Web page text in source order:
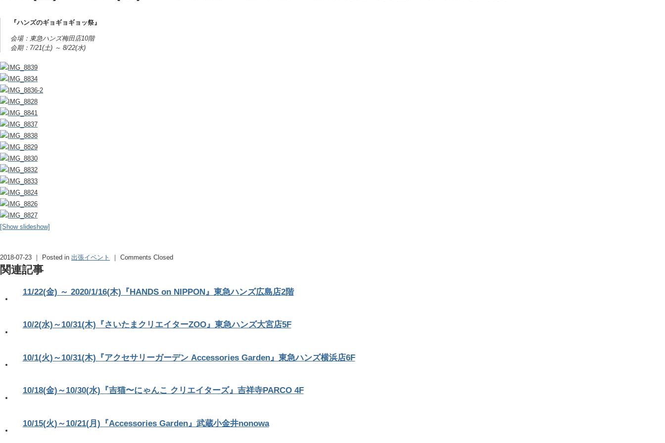
『ハンズのギョギョギョッ祭』
会場：東急ハンズ梅田店10階
会期：7/21(土) ～ 8/22(水)
[Show slideshow]
2018-07-23 ｜ Posted in 出張イベント ｜ Comments Closed
関連記事
11/22(金) ～ 2020/1/16(木)『HANDS on NIPPON』東急ハンズ広島店2階
10/2(水)～10/31(木)『さいたまクリエイターZOO』東急ハンズ大宮店5F
10/1(火)～10/31(木)『アクセサリーガーデン Accessories Garden』東急ハンズ横浜店6F
10/18(金)～10/30(水)『吉猫〜にゃんこ クリエイターズ』吉祥寺PARCO 4F
10/15(火)～10/21(月)『Accessories Garden』武蔵小金井nonowa